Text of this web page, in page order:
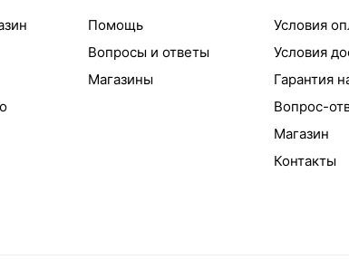
Помощь
Вопросы и ответы
Магазины
Условия
Условия
Гарантия
Вопрос-
Магазин
Контакты